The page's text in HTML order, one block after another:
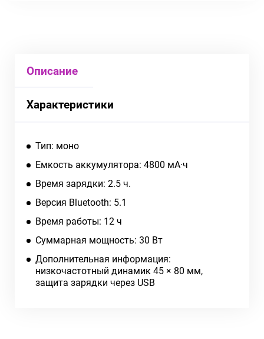
Описание
Характеристики
Тип: моно
Емкость аккумулятора: 4800 мА·ч
Время зарядки: 2.5 ч.
Версия Bluetooth: 5.1
Время работы: 12 ч
Суммарная мощность: 30 Вт
Дополнительная информация:
низкочастотный динамик 45 × 80 мм,
защита зарядки через USB